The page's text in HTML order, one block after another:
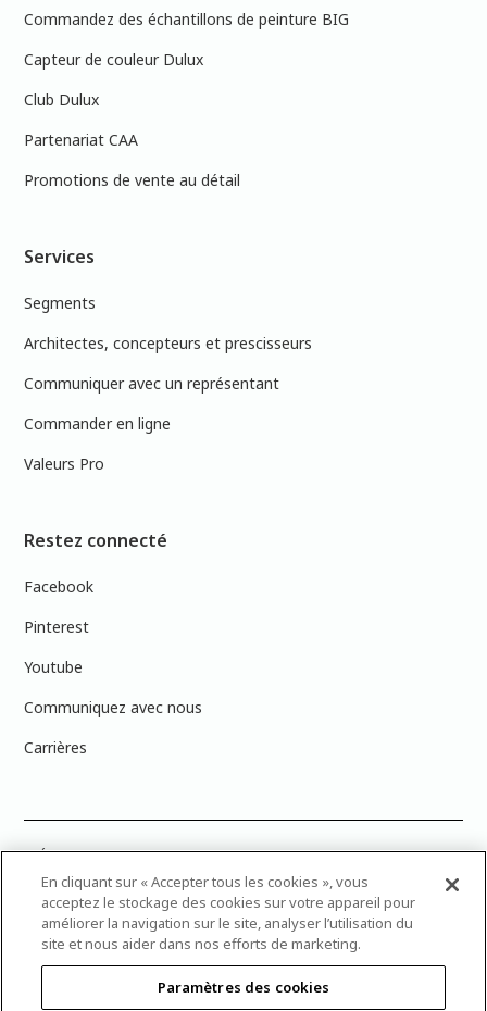
Commandez des échantillons de peinture BIG
Capteur de couleur Dulux
Club Dulux
Partenariat CAA
Promotions de vente au détail
Services
Segments
Architectes, concepteurs et prescisseurs
Communiquer avec un représentant
Commander en ligne
Valeurs Pro
Restez connecté
Facebook
Pinterest
Youtube
Communiquez avec nous
Carrières
PRÉCISION DES COULEURS : Veuillez noter que les couleurs affichées à
l’écran peuvent ne pas correspondre exactement aux couleurs de
peinture réelles en raison des variations de calibration des écrans.
Vous pouvez apporter les numéros d’échantillons de couleur de
peinture dans votre magasin Dulux Peintures le plus proche afin de
trouver la couleur exacte recherchée.
© 2025 Canadian Industries Ltd. Tous droits réservés. Dulux
En cliquant sur « Accepter tous les cookies », vous
acceptez le stockage des cookies sur votre appareil pour
améliorer la navigation sur le site, analyser l’utilisation du
site et nous aider dans nos efforts de marketing.
Paramètres des cookies